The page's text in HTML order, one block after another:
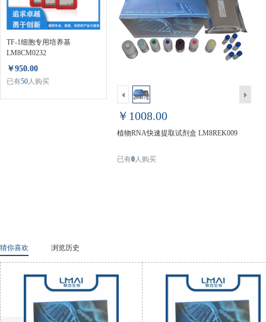
TF-1细胞专用培养基
LM8CM0232
￥950.00
已有50人购买
￥1008.00
植物RNA快速提取试剂盒 LM8REK009
已有0人购买
猜你喜欢 浏览历史